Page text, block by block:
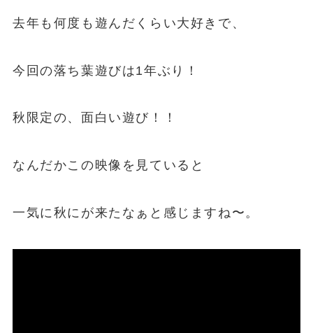
去年も何度も遊んだくらい大好きで、
今回の落ち葉遊びは1年ぶり！
秋限定の、面白い遊び！！
なんだかこの映像を見ていると
一気に秋にが来たなぁと感じますね〜。